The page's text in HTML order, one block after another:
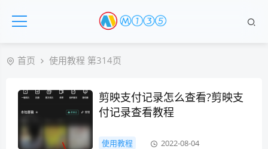
首页 使用教程 第314页
剪映支付记录怎么查看?剪映支
付记录查看教程
使用教程 2022-08-04